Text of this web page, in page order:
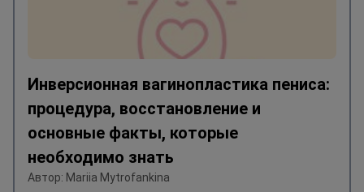
Инверсионная вагинопластика пениса:
процедура, восстановление и
основные факты, которые
необходимо знать
Автор: Mariia Mytrofankina